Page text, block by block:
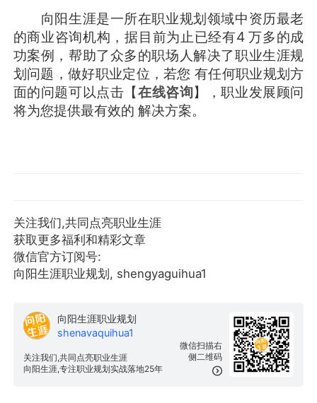
向阳生涯是一所在职业规划领域中资历最老
的商业咨询机构，据目前为止已经有4 万多的成
功案例，帮助了众多的职场人解决了职业生涯规
划问题，做好职业定位，若您 有任何职业规划方
面的问题可以点击【在线咨询】，职业发展顾问
将为您提供最有效的 解决方案。
关注我们,共同点亮职业生涯
获取更多福利和精彩文章
微信官方订阅号:
向阳生涯职业规划, shengyaguihua1
微信扫描右
侧二维码
向阳生涯职业规划
shenavaquihua1
关注我们,共同点亮职业生涯
向阳生涯,专注职业规划实战落地25年